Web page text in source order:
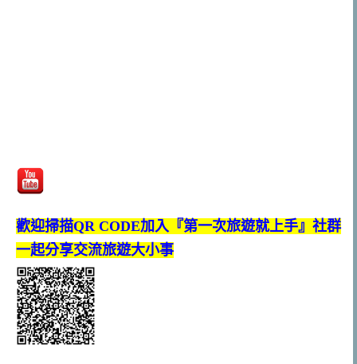
歡迎掃描QR CODE加入『第一次旅遊就上手』社群
一起分享交流旅遊大小事